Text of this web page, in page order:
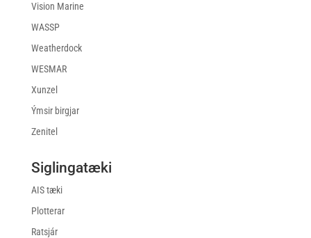
Vision Marine
WASSP
Weatherdock
WESMAR
Xunzel
Ýmsir birgjar
Zenitel
Siglingatæki
AIS tæki
Plotterar
Ratsjár